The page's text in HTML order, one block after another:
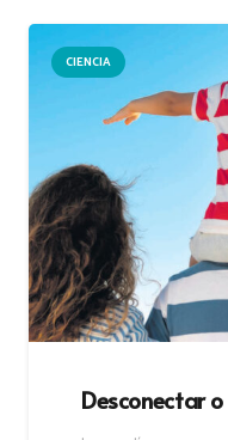
CIENCIA
Desconectar